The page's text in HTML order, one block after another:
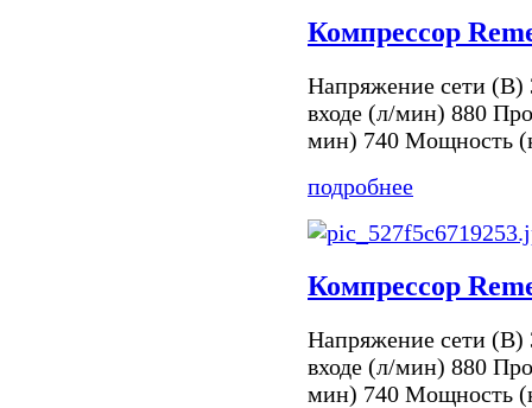
Компрессор
Напряжение сети (В)
входе (л/мин) 880
мин) 740 Мощность
подробнее
Компрессор
Напряжение сети (В)
входе (л/мин) 880
мин) 740 Мощность